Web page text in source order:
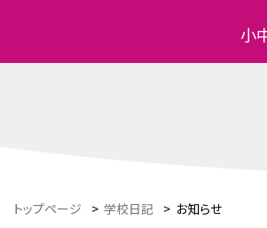
小
トップページ > 学校日記 > お知らせ